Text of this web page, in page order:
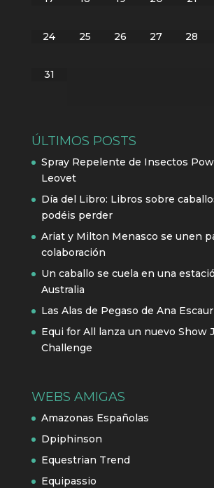
24 25 26 27 28
31
ÚLTIMOS POSTS
Spray Repelente de Insectos
Leovet
Día del Libro: Libros sobre
podéis perder
Ariat y Milton Menasco se unen
colaboración
Un caballo se cuela en una
Australia
Las Alas de Pegaso de Ana
Equi for All lanza un nuevo Show
Challenge
WEBS AMIGAS
Amazonas Españolas
Dpiphinson
Equestrian Trend
Equipassio